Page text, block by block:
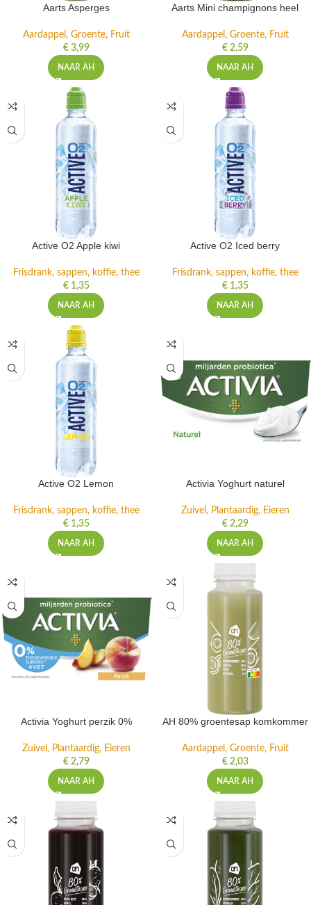
Aarts Asperges
Aardappel, Groente, Fruit
€3,99
NAAR AH
Aarts Mini champignons heel
Aardappel, Groente, Fruit
€2,59
NAAR AH
Active O2 Apple kiwi
Frisdrank, sappen, koffie, thee
€1,35
NAAR AH
Active O2 Iced berry
Frisdrank, sappen, koffie, thee
€1,35
NAAR AH
Active O2 Lemon
Frisdrank, sappen, koffie, thee
€1,35
NAAR AH
Activia Yoghurt naturel
Zuivel, Plantaardig, Eieren
€2,29
NAAR AH
Activia Yoghurt perzik 0%
Zuivel, Plantaardig, Eieren
€2,79
NAAR AH
AH 80% groentesap komkommer
Aardappel, Groente, Fruit
€2,03
NAAR AH